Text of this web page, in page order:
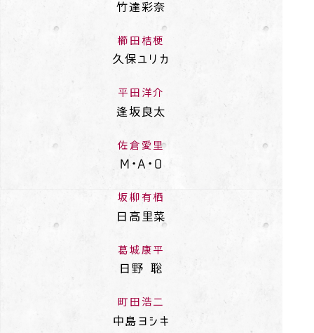
竹達彩奈
櫛󠄁田桔梗
久保ユリカ
平田洋介
逢坂良太
佐倉愛里
M・A・O
坂柳有栖
日高里菜
葛城康平
日野 聡
町田浩二
中島ヨシキ